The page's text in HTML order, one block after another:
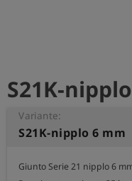
S21K-
Variante:
S21K-nipplo 6 mm
Giunto Serie 21 nipplo 6